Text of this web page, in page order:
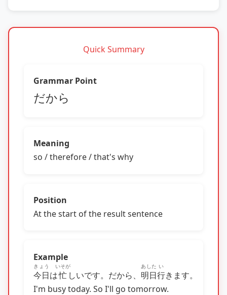
Quick Summary
Grammar Point
だから
Meaning
so / therefore / that's why
Position
At the start of the result sentence
Example
今日
きょう
は忙
いそが
しいです。だから、 明日
あした
行
い
きます。
I'm busy today. So I'll go tomorrow.